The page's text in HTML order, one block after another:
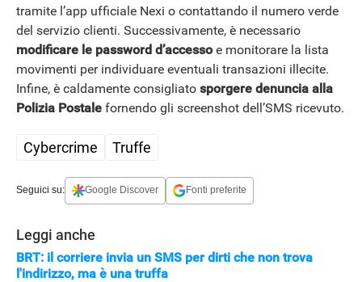
tramite l’app ufficiale Nexi o contattando il numero verde
del servizio clienti. Successivamente, è necessario
modificare le password d’accessoe monitorare la lista
movimenti per individuare eventuali transazioni illecite.
Infine, è caldamente consigliato sporgere denuncia alla
Polizia Postale fornendo gli screenshot dell’SMS ricevuto.
Cybercrime Truffe
Seguici su: Google Discover Fonti preferite
Leggi anche
BRT: il corriere invia un SMS per dirti che non trova
l'indirizzo, ma è una truffa